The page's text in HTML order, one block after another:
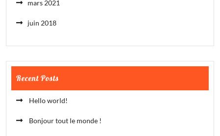
mars 2021
juin 2018
Recent Posts
Hello world!
Bonjour tout le monde !